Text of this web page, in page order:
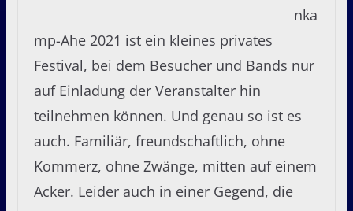
nka
mp-Ahe 2021 ist ein kleines privates
Festival, bei dem Besucher und Bands nur
auf Einladung der Veranstalter hin
teilnehmen können. Und genau so ist es
auch. Familiär, freundschaftlich, ohne
Kommerz, ohne Zwänge, mitten auf einem
Acker. Leider auch in einer Gegend, die